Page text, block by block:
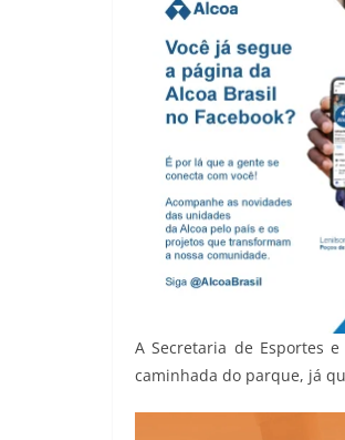
A Secretaria de Esportes
caminhada do parque, já